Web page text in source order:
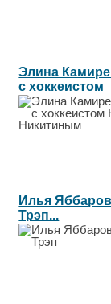
Элина
с хоккеистом
Никитой...
Илья
Трэп...